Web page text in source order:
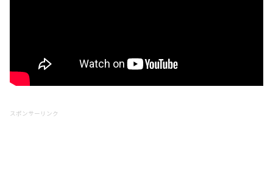
スポンサーリンク